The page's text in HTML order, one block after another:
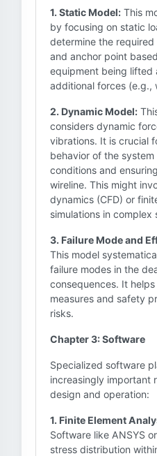
1. Static Model: This
by focusing on static
determine the
and anchor point
equipment being lifted
additional forces (e.g.,
2. Dynamic Model:
considers dynamic
vibrations. It is crucial
behavior of the
conditions and
wireline. This might
dynamics (CFD) or
simulations in complex
3. Failure Mode and
This model
failure modes in the
consequences. It
measures and safety
risks.
Chapter 3: Software
Specialized software
increasingly important
design and operation:
1. Finite Element
Software like ANSYS
stress distribution